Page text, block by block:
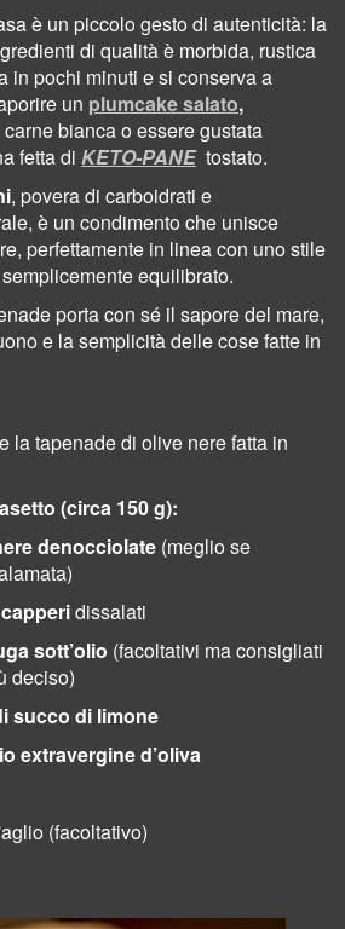
è un piccolo gesto di autenticità: la
di qualità è morbida, rustica
in pochi minuti e si conserva a
un plumcake salato,
bianca o essere gustata
fetta di KETO-PANE tostato.
, povera di carboidrati e
è un condimento che unisce
perfettamente in linea con uno stile
equilibrato.
porta con sé il sapore del mare,
e la semplicità delle cose fatte in
la tapenade di olive nere fatta in
(circa 150 g):
denocciolate (meglio se
dissalati
sott’olio (facoltativi ma consigliati
deciso)
succo di limone
extravergine d’oliva
(facoltativo)